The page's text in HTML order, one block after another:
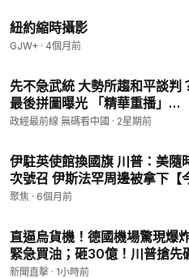
紐約縮時攝影
GJW+ · 4個月前
先不急武統 大勢所趨和平談判
最後拼圖曝光 「精華重播」
@democratictaiwanchannel
政經最前線 無碼看中國 · 2星期前
伊駐英使館換國旗 川普：美隨
次號召 伊斯法罕周邊被拿下【
聚焦 · 6個月前
直逼烏貨機！德國機場驚現爆
緊急買油；砸30億！川普搶先
台灣海基會揭赴中案例｜【#
新聞直擊 · 1小時前